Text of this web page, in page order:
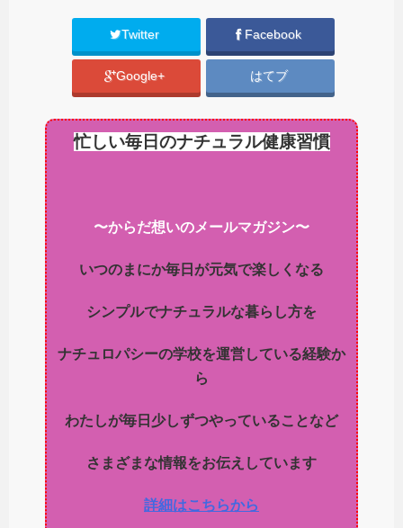
Twitter Facebook
Google+ はてブ
忙しい毎日のナチュラル健康習慣
〜からだ想いのメールマガジン〜
いつのまにか毎日が元気で楽しくなる
シンプルでナチュラルな暮らし方を
ナチュロパシーの学校を運営している経験か
ら
わたしが毎日少しずつやっていることなど
さまざまな情報をお伝えしています
詳細はこちらから